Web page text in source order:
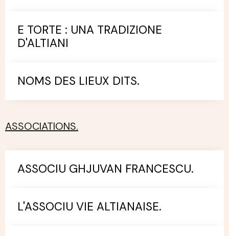
E TORTE : UNA TRADIZIONE
D'ALTIANI
NOMS DES LIEUX DITS.
ASSOCIATIONS.
ASSOCIU GHJUVAN FRANCESCU.
L'ASSOCIU VIE ALTIANAISE.